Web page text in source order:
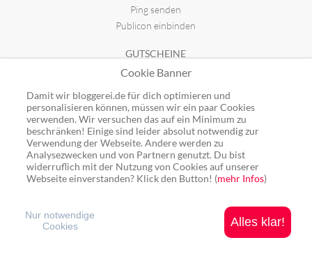
Ping senden
Publicon einbinden
GUTSCHEINE
Top-Gutscheine
Alle Shops
Ping: http://rpc.bloggerei.de/ping/ (*nur für angemeldete Blogs)
Blogverzeichnis Bloggerei.de © 2006 - 2026
Cookie Banner
Damit wir bloggerei.de für dich optimieren und
personalisieren können, müssen wir ein paar Cookies
verwenden. Wir versuchen das auf ein Minimum zu
beschränken! Einige sind leider absolut notwendig zur
Verwendung der Webseite. Andere werden zu
Analysezwecken und von Partnern genutzt. Du bist
widerruflich mit der Nutzung von Cookies auf unserer
Webseite einverstanden? Klick den Button! (mehr Infos)
Alles klar!
Nur notwendige
Cookies